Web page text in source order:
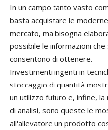
In un campo tanto vasto
basta acquistare le
mercato, ma bisogna
possibile le informazioni
consentono di ottenere.
Investimenti ingenti in
stoccaggio di quantità
un utilizzo futuro e, infine,
di analisi, sono queste le
all'allevatore un prodotto